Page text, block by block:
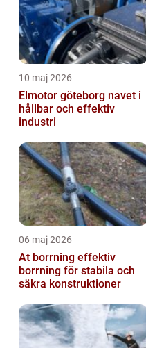
10 maj 2026
Elmotor göteborg navet i
hållbar och effektiv
industri
06 maj 2026
At borrning effektiv
borrning för stabila och
säkra konstruktioner